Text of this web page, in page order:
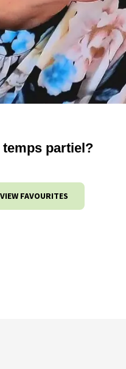
partiel?
VIEW FAVOURITES